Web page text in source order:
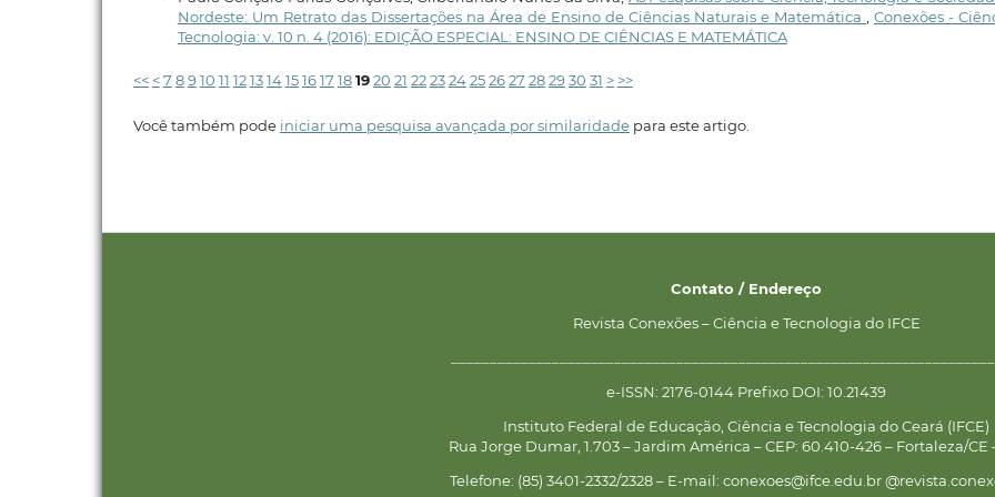
Nordeste: Um Retrato das Dissertações na Área de Ensino de Ciências Naturais e Matemática
,Conexões -
Tecnologia: v. 10 n. 4 (2016): EDIÇÃO ESPECIAL: ENSINO DE CIÊNCIAS E MATEMÁTICA
<< <7 8910 11 121314151617 181920 21 222324252627 282930 31 > >>
Você também pode iniciar uma pesquisa avançada por similaridadepara este artigo.
Contato / Endereço
Revista Conexões – Ciência e Tecnologia do IFCE
e-ISSN: 2176-0144 Prefixo DOI: 10.21439
Instituto Federal de Educação, Ciência e Tecnologia do Ceará (IFCE)
Rua Jorge Dumar, 1.703 – Jardim América – CEP: 60.410-426 – Fortaleza/CE
Telefone: (85) 3401-2332/2328 – E-mail: conexoes@ifce.edu.br